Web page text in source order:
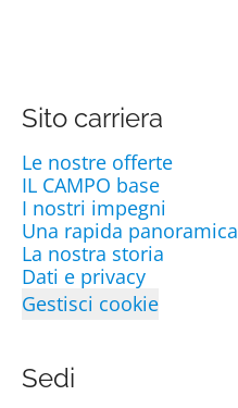
Sito carriera
Le nostre offerte
IL CAMPO base
I nostri impegni
Una rapida panoramica
La nostra storia
Dati e privacy
Gestisci cookie
Sedi